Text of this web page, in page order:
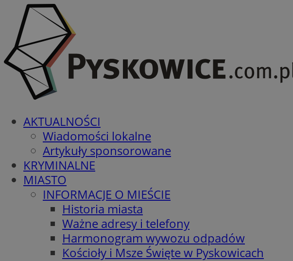
AKTUALNOŚCI
Wiadomości lokalne
Artykuły sponsorowane
KRYMINALNE
MIASTO
INFORMACJE O MIEŚCIE
Historia miasta
Ważne adresy i telefony
Harmonogram wywozu odpadów
Kościoły i Msze Święte w Pyskowicach